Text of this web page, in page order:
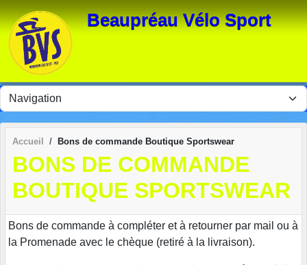
Beaupréau Vélo Sport
Accueil Bons de commande Boutique Sportswear
BONS DE COMMANDE
BOUTIQUE SPORTSWEAR
Bons de commande à compléter et à retourner par mail ou à
la Promenade avec le chèque (retiré à la livraison).